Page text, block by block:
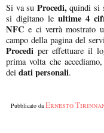
Si va su Procedi,quindi si
si digitano le ultime 4
NFC e ci verrà mostrato
campo della pagina del
Procedi per effettuare il
prima volta che
dei dati personali.
Pubblicato daErnesto